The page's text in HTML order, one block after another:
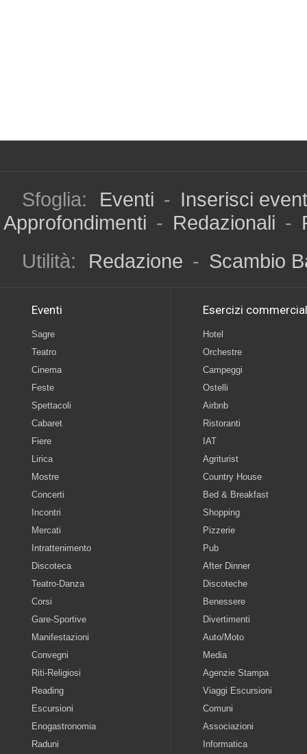
Sfoglia: Eventi - Inserisci
Approfondimenti - Redazionali -
Utilità:
Redazione - Scambio
Eventi
Sagre
Teatro
Cinema
Feste
Spettacoli
Cabaret
Fiere
Lirica
Mostre
Concerti
Incontri
Mercati
Intrattenimento
Discoteca
Teatro-Danza
Corsi
Gare-Sportive
Manifestazioni
Convegni
Riti-Religiosi
Reading
Escursioni
Enogastronomia
Raduni
Esercizi
Hotel
Orchestre
Campeggi
Ostelli
Airbnb
Ristoranti
IAT
Agriturist
Country House
Bed & Breakfast
Shopping
Pizzerie
Pub
After Dinner
Discoteche
Benessere
Divertimenti
Auto/Moto
Media
Agenzie Stampa
Viaggi Escursioni
Comuni
Associazioni
Informatica